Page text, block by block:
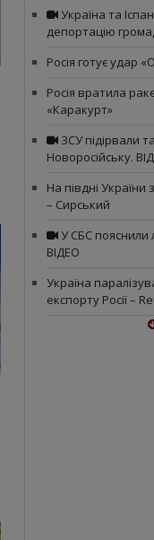
Україна та
депортацію
Росія готує удар
Росія вратила
«Каракурт»
ЗСУ підірвали
Новоросійську.
На півдні України
– Сирський
У СБС пояснили
ВІДЕО
Україна
експорту Росії –